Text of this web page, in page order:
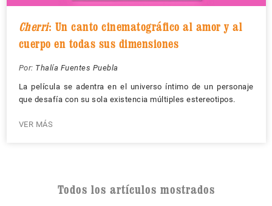
Cherri: Un canto cinematográfico al amor y al
cuerpo en todas sus dimensiones
Por: Thalía Fuentes Puebla
La película se adentra en el universo íntimo de un personaje
que desafía con su sola existencia múltiples estereotipos.
VER MÁS
Todos los artículos mostrados